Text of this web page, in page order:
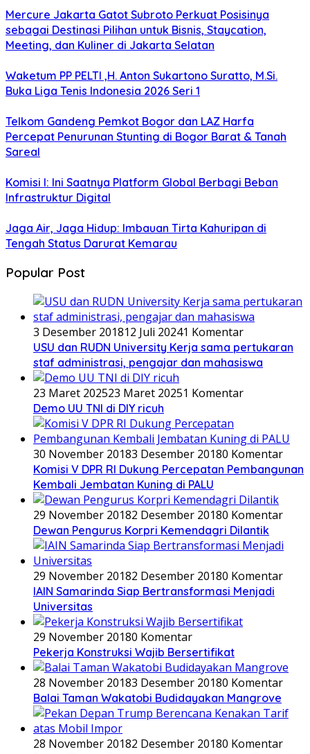
Mercure Jakarta Gatot Subroto Perkuat Posisinya
sebagai Destinasi Pilihan untuk Bisnis, Staycation,
Meeting, dan Kuliner di Jakarta Selatan
Waketum PP PELTI ,H. Anton Sukartono Suratto, M.Si.
Buka Liga Tenis Indonesia 2026 Seri 1
Telkom Gandeng Pemkot Bogor dan LAZ Harfa
Percepat Penurunan Stunting di Bogor Barat & Tanah
Sareal
Komisi I: Ini Saatnya Platform Global Berbagi Beban
Infrastruktur Digital
Jaga Air, Jaga Hidup: Imbauan Tirta Kahuripan di
Tengah Status Darurat Kemarau
Popular Post
3 Desember 201812 Juli 20241 Komentar
USU dan RUDN University Kerja sama pertukaran
staf administrasi, pengajar dan mahasiswa
23 Maret 202523 Maret 20251 Komentar
Demo UU TNI di DIY ricuh
30 November 20183 Desember 20180 Komentar
Komisi V DPR RI Dukung Percepatan Pembangunan
Kembali Jembatan Kuning di PALU
29 November 20182 Desember 20180 Komentar
Dewan Pengurus Korpri Kemendagri Dilantik
29 November 20182 Desember 20180 Komentar
IAIN Samarinda Siap Bertransformasi Menjadi
Universitas
29 November 20180 Komentar
Pekerja Konstruksi Wajib Bersertifikat
28 November 20183 Desember 20180 Komentar
Balai Taman Wakatobi Budidayakan Mangrove
28 November 20182 Desember 20180 Komentar